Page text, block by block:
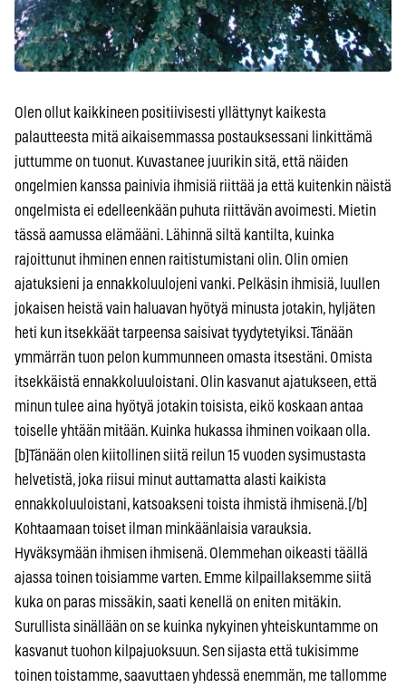
Olen ollut kaikkineen positiivisesti yllättynyt kaikesta
palautteesta mitä aikaisemmassa postauksessani linkittämä
juttumme on tuonut. Kuvastanee juurikin sitä, että näiden
ongelmien kanssa painivia ihmisiä riittää ja että kuitenkin näistä
ongelmista ei edelleenkään puhuta riittävän avoimesti. Mietin
tässä aamussa elämääni. Lähinnä siltä kantilta, kuinka
rajoittunut ihminen ennen raitistumistani olin. Olin omien
ajatuksieni ja ennakkoluulojeni vanki. Pelkäsin ihmisiä, luullen
jokaisen heistä vain haluavan hyötyä minusta jotakin, hyljäten
heti kun itsekkäät tarpeensa saisivat tyydytetyiksi. Tänään
ymmärrän tuon pelon kummunneen omasta itsestäni. Omista
itsekkäistä ennakkoluuloistani. Olin kasvanut ajatukseen, että
minun tulee aina hyötyä jotakin toisista, eikö koskaan antaa
toiselle yhtään mitään. Kuinka hukassa ihminen voikaan olla.
[b]Tänään olen kiitollinen siitä reilun 15 vuoden sysimustasta
helvetistä, joka riisui minut auttamatta alasti kaikista
ennakkoluuloistani, katsoakseni toista ihmistä ihmisenä.[/b]
Kohtaamaan toiset ilman minkäänlaisia varauksia.
Hyväksymään ihmisen ihmisenä. Olemmehan oikeasti täällä
ajassa toinen toisiamme varten. Emme kilpaillaksemme siitä
kuka on paras missäkin, saati kenellä on eniten mitäkin.
Surullista sinällään on se kuinka nykyinen yhteiskuntamme on
kasvanut tuohon kilpajuoksuun. Sen sijasta että tukisimme
toinen toistamme, saavuttaen yhdessä enemmän, me tallomme